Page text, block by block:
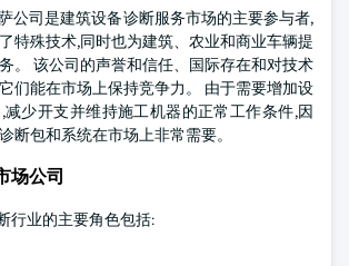
公司是建筑设备诊断服务市场的主要参与者,
特殊技术,同时也为建筑、农业和商业车辆提
。 该公司的声誉和信任、国际存在和对技术
们能在市场上保持竞争力。 由于需要增加设
减少开支并维持施工机器的正常工作条件,因
断包和系统在市场上非常需要。
场公司
行业的主要角色包括: